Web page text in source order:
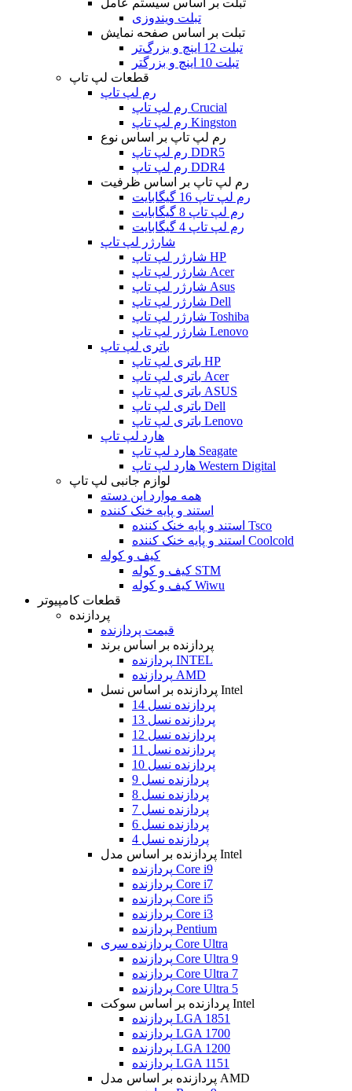
تبلت بر اساس سیستم عامل
تبلت ویندوزی
تبلت بر اساس صفحه نمایش
تبلت 12 اینچ و بزرگ‌تر
تبلت 10 اینچ و بزرگتر
قطعات لپ تاپ
رم لپ تاپ
رم لپ تاپ Crucial
رم لپ تاپ Kingston
رم لپ تاپ بر اساس نوع
رم لپ تاپ DDR5
رم لپ تاپ DDR4
رم لپ تاپ بر اساس ظرفیت
رم لپ تاپ 16 گیگابایت
رم لپ تاپ 8 گیگابایت
رم لپ تاپ 4 گیگابایت
شارژر لپ تاپ
شارژر لپ تاپ HP
شارژر لپ تاپ Acer
شارژر لپ تاپ Asus
شارژر لپ تاپ Dell
شارژر لپ تاپ Toshiba
شارژر لپ تاپ Lenovo
باتری لپ تاپ
باتری لپ تاپ HP
باتری لپ تاپ Acer
باتری لپ تاپ ASUS
باتری لپ تاپ Dell
باتری لپ تاپ Lenovo
هارد لپ تاپ
هارد لپ تاپ Seagate
هارد لپ تاپ Western Digital
لوازم جانبی لپ تاپ
همه موارد این دسته
استند و پایه خنک کننده
استند و پایه خنک کننده Tsco
استند و پایه خنک کننده Coolcold
کیف و کوله
کیف و کوله STM
کیف و کوله Wiwu
قطعات کامپیوتر
پردازنده
قیمت پردازنده
پردازنده بر اساس برند
پردازنده INTEL
پردازنده AMD
پردازنده بر اساس نسل Intel
پردازنده نسل 14
پردازنده نسل 13
پردازنده نسل 12
پردازنده نسل 11
پردازنده نسل 10
پردازنده نسل 9
پردازنده نسل 8
پردازنده نسل 7
پردازنده نسل 6
پردازنده نسل 4
پردازنده بر اساس مدل Intel
پردازنده Core i9
پردازنده Core i7
پردازنده Core i5
پردازنده Core i3
پردازنده Pentium
پردازنده سری Core Ultra
پردازنده Core Ultra 9
پردازنده Core Ultra 7
پردازنده Core Ultra 5
پردازنده بر اساس سوکت Intel
پردازنده LGA 1851
پردازنده LGA 1700
پردازنده LGA 1200
پردازنده LGA 1151
پردازنده بر اساس مدل AMD